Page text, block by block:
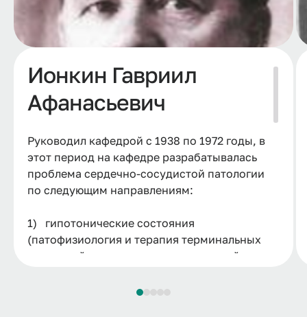
Ионкин Гавриил
Афанасьевич
Руководил кафедрой с 1938 по 1972 годы, в
этот период на кафедре разрабатывалась
проблема сердечно-сосудистой патологии
по следующим направлениям:
1) гипотонические состояния
(патофизиология и терапия терминальных
состояний, связанных с кровопотерей и
состояний организма; центральным